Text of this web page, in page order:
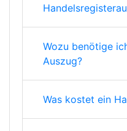
Wozu benötige
Auszug?
Was kostet ein